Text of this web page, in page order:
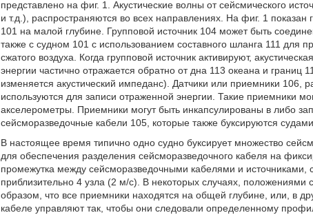
представлено на фиг. 1. Акустические волны от сейсмического
и т.д.), распространяются во всех направлениях. На фиг. 1 показан
101 на малой глубине. Групповой источник 104 может быть
также с судном 101 с использованием составного шланга 111 для
сжатого воздуха. Когда групповой источник активируют,
энергии частично отражается обратно от дна 113 океана и
изменяется акустический импеданс). Датчики или приемники 106,
используются для записи отраженной энергии. Такие приемники
акселерометры. Приемники могут быть инкапсулированы в либо
сейсморазведочные кабели 105, которые также буксируются
В настоящее время типично одно судно буксирует множество
для обеспечения разделения сейсморазведочного кабеля на
промежутка между сейсморазведочными кабелями и источниками,
приблизительно 4 узла (2 м/с). В некоторых случаях,
образом, что все приемники находятся на общей глубине, или, в
кабеле управляют так, чтобы они следовали определенному